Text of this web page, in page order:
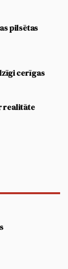
pilsētas
cerīgas
realitāte